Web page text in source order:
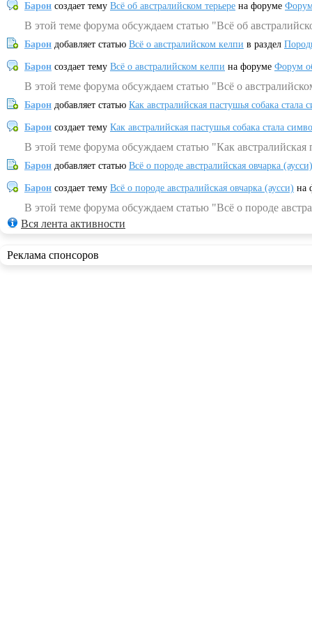
Барон создает тему Всё об австралийском терьере на форуме
В этой теме форума обсуждаем статью "Всё об
Барон добавляет статью Всё о австралийском келпи в раздел
Барон создает тему Всё о австралийском келпи на форуме Форум
В этой теме форума обсуждаем статью "Всё о
Барон добавляет статью Как австралийская пастушья собака
Барон создает тему Как австралийская пастушья собака стала
В этой теме форума обсуждаем статью "Как
Барон добавляет статью Всё о породе австралийская овчарка (аусси)
Барон создает тему Всё о породе австралийская овчарка (аусси) на
В этой теме форума обсуждаем статью "Всё о породе
Вся лента активности
Реклама спонсоров